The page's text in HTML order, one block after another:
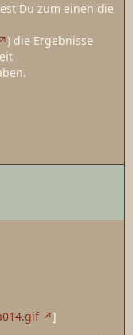
Du zum einen die
) die Ergebnisse
]